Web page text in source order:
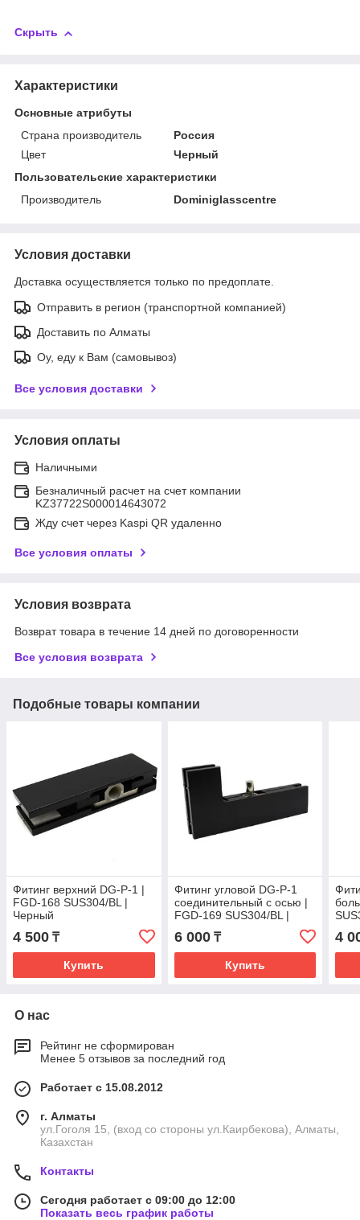
Скрыть
Характеристики
Основные атрибуты
Страна производитель
Россия
Цвет
Черный
Пользовательские характеристики
Производитель
Dominiglasscentre
Условия доставки
Доставка осуществляется только по предоплате.
Отправить в регион (транспортной компанией)
Доставить по Алматы
Оу, еду к Вам (самовывоз)
Все условия доставки
Условия оплаты
Наличными
Безналичный расчет на счет компании
KZ37722S000014643072
Жду счет через Kaspi QR удаленно
Все условия оплаты
Условия возврата
Возврат товара в течение 14 дней по договоренности
Все условия возврата
Подобные товары компании
Фитинг верхний DG-P-1 |
FGD-168 SUS304/BL |
Черный
4 500 ₸
Купить
Фитинг угловой DG-P-1
соединительный с осью |
FGD-169 SUS304/BL |
Черный
6 000₸
Купить
4
О нас
Рейтинг не сформирован
Менее 5 отзывов за последний год
Работает с 15.08.2012
г. Алматы
ул.Гоголя 15, (вход со стороны ул.Каирбекова), Алматы,
Казахстан
Контакты
Сегодня работает с 09:00 до 12:00
Показать весь график работы